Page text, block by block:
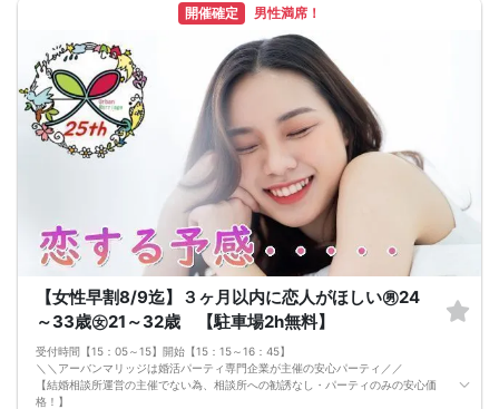
ます。必ずキャンセルポリシーをご確認ください。】
各最低3名様以上の異性の方と出会える企画です。
【中止判断タイミング】
開始時間の最低4時間前
開催確定 男性満席！
【女性早割8/9迄】３ヶ月以内に恋人がほしい㊚24
～33歳㊛21～32歳 【駐車場2h無料】
受付時間【15：05～15】開始【15：15～16：45】
＼＼アーバンマリッジは婚活パーティ専門企業が主催の安心パーティ／／
【結婚相談所運営の主催でない為、相談所への勧誘なし・パーティのみの安心価
格！】